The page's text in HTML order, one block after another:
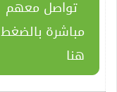
تواصل معهم
مباشرة بالضغط
هنا